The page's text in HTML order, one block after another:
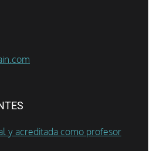
y acreditada como profesor